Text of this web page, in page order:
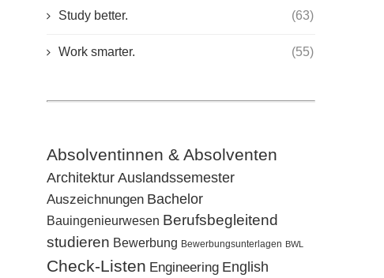
Study better. (63)
Work smarter. (55)
Absolventinnen & Absolventen
Architektur Auslandssemester
Auszeichnungen Bachelor
Bauingenieurwesen Berufsbegleitend
studieren Bewerbung Bewerbungsunterlagen BWL
Check-Listen Engineering English